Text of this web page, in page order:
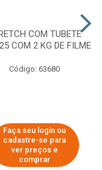
COM TUBETE
COM 2 KG DE FILME
Código: 63680
Faça seu login ou
cadastre-se para
ver preços e
comprar